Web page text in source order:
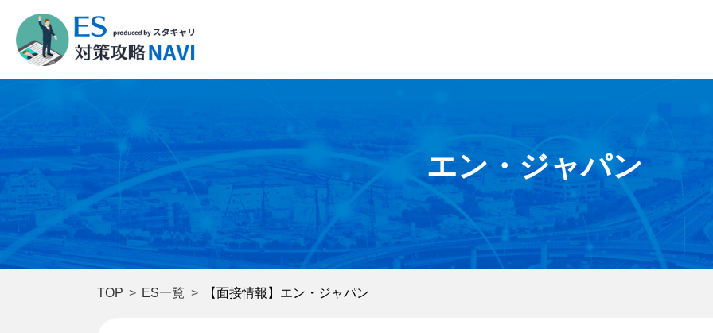
エン・ジャパン
TOP ES一覧 【面接情報】エン・ジャパン